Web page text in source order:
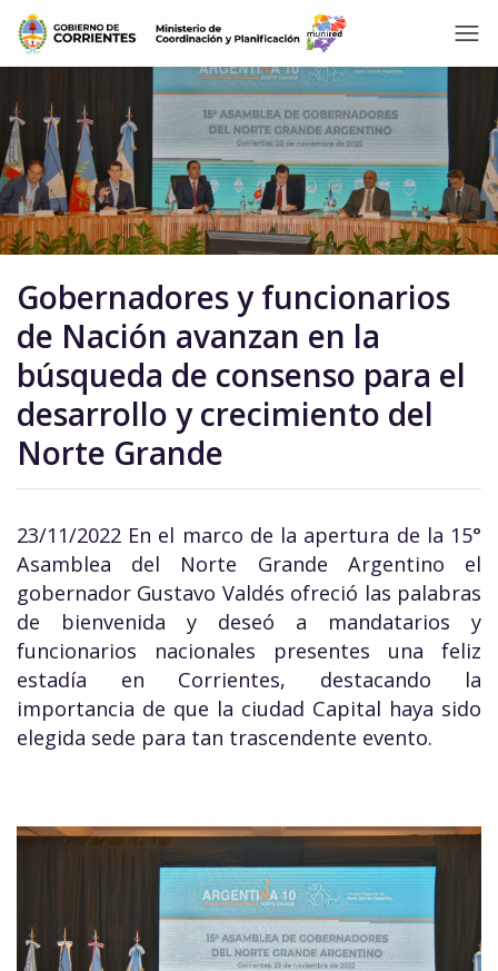
Gobernadores y funcionarios
de Nación avanzan en la
búsqueda de consenso para el
desarrollo y crecimiento del
Norte Grande
23/11/2022 En el marco de la apertura de la 15°
Asamblea del Norte Grande Argentino el
gobernador Gustavo Valdés ofreció las palabras
de bienvenida y deseó a mandatarios y
funcionarios nacionales presentes una feliz
estadía en Corrientes, destacando la
importancia de que la ciudad Capital haya sido
elegida sede para tan trascendente evento.